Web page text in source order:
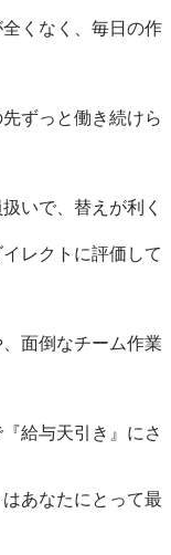
くなく、毎日の作
ずっと働き続けら
いで、替えが利く
レクトに評価して
面倒なチーム作業
給与天引き』にさ
あなたにとって最